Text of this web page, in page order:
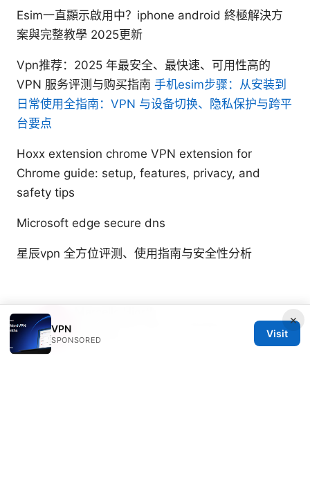
Esim一直顯示啟用中？iphone android 終極解決方
案與完整教學 2025更新
Vpn推荐：2025 年最安全、最快速、可用性高的
VPN 服务评测与购买指南 手机esim步骤：从安装到
日常使用全指南：VPN 与设备切换、隐私保护与跨平
台要点
Hoxx extension chrome VPN extension for
Chrome guide: setup, features, privacy, and
safety tips
Microsoft edge secure dns
星辰vpn 全方位评测、使用指南与安全性分析
Marcello writes about ad-blocking and secure
messaging.
×
VPN
SPONSORED
Visit